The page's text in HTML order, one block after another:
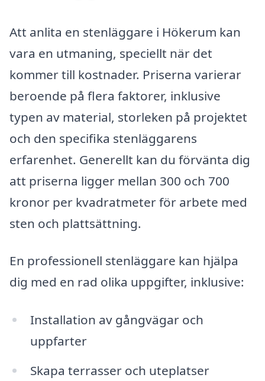
Att anlita en stenläggare i Hökerum kan
vara en utmaning, speciellt när det
kommer till kostnader. Priserna varierar
beroende på flera faktorer, inklusive
typen av material, storleken på projektet
och den specifika stenläggarens
erfarenhet. Generellt kan du förvänta dig
att priserna ligger mellan 300 och 700
kronor per kvadratmeter för arbete med
sten och plattsättning.
En professionell stenläggare kan hjälpa
dig med en rad olika uppgifter, inklusive:
Installation av gångvägar och
uppfarter
Skapa terrasser och uteplatser